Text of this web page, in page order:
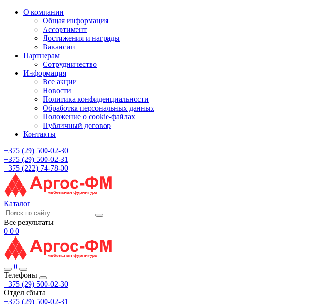
О компании
Общая информация
Ассортимент
Достижения и награды
Вакансии
Партнерам
Сотрудничество
Информация
Все акции
Новости
Политика конфиденциальности
Обработка персональных данных
Положение о cookie-файлах
Публичный договор
Контакты
+375 (29) 500-02-30
+375 (29) 500-02-31
+375 (222) 74-78-00
Каталог
Все результаты
0 0 0
0
Телефоны
+375 (29) 500-02-30
Отдел сбыта
+375 (29) 500-02-31